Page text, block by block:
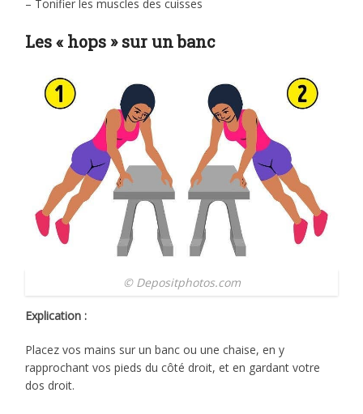
– Tonifier les muscles des cuisses
Les « hops » sur un banc
© Depositphotos.com
Explication :
Placez vos mains sur un banc ou une chaise, en y
rapprochant vos pieds du côté droit, et en gardant votre
dos droit.